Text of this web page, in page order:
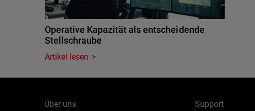
Operative Kapazität als entscheidende
Stellschraube
Artikel lesen
Über uns Support